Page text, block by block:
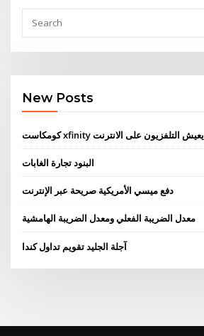
New Posts
كومكاست xfinity يعيش التلفزيون على الانترنت
البنود تجارة الغابات
دفع ميسي الأمريكية صريحة عبر الإنترنت
معدل الضريبة الفعلي ومعدل الضريبة الهامشية
آجلة الجليد تقويم تداول كندا